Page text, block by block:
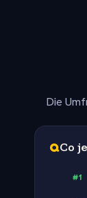
Die
QCo
#1